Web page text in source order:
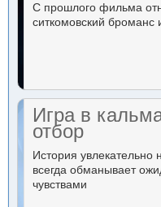
С прошлого фильма
ситкомовский броманс
Игра в
отбор
История
всегда обманывает
чувствами